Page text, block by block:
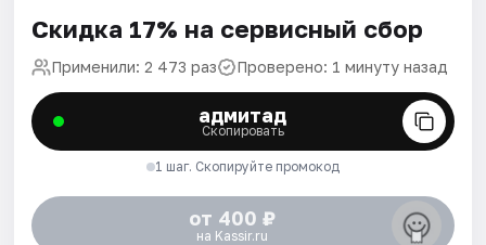
Скидка 17% на сервисный сбор
Применили: 2 473 раз Проверено: 1 минуту назад
адмитад
Скопировать
1 шаг. Скопируйте промокод
от 400 ₽
на Kassir.ru